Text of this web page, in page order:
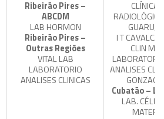
Ribeirão Pires –
ABCDM
LAB HORMON
Ribeirão Pires –
Outras Regiões
VITAL LAB
LABORATORIO
ANALISES CLINICAS
CLÍNICA
GUARUJÁ
I T
CLIN ME
ANALISES
GONZAGA
Cubatão –
LAB.
MATER